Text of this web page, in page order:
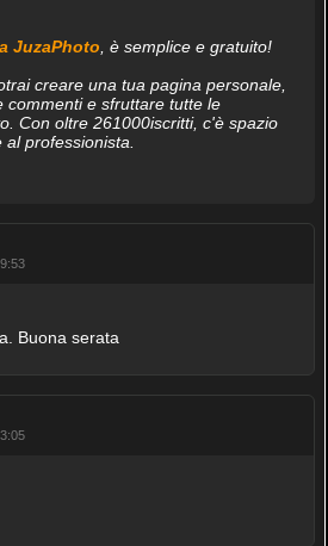
JuzaPhoto , è semplice e gratuito!
creare una tua pagina personale,
commenti e sfruttare tutte le
Con oltre 261000iscritti, c'è spazio
professionista.
Buona serata